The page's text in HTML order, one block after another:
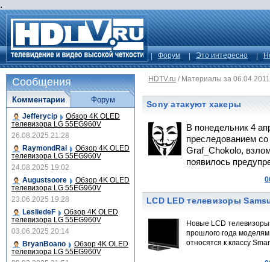
.
Форум Это интересно
HDTV.ru / Материалы за 06.04.2011
Sony атакуют хакеры
В понедельник 4
преследованием
Graf_Chokolo,
появилось
LCD LED телевизоры
Новые LCD
прошлого года
относятся к классу
Сообщения
Комментарии
Jefferycip Обзор 4K OLED
телевизора LG 55EG960V
26.08.2025 21:28
RaymondRal
Обзор 4K OLED
телевизора LG 55EG960V
24.08.2025 19:02
Augustsoore
Обзор 4K OLED
телевизора LG 55EG960V
23.06.2025 19:28
LesliedeF
Обзор 4K OLED
телевизора LG 55EG960V
03.06.2025 20:14
BryanBoano
Обзор 4K OLED
телевизора LG 55EG960V
Форум